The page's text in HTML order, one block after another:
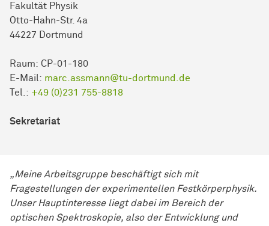
Fakultät Physik
Otto-Hahn-Str. 4a
44227 Dortmund
Raum: CP-01-180
E-Mail: marc.assmann@tu-dortmund.de
Tel.: +49 (0)231 755-8818
Sekretariat
„Meine Arbeitsgruppe beschäftigt sich mit
Fragestellungen der experimentellen Festkörperphysik.
Unser Hauptinteresse liegt dabei im Bereich der
optischen Spektroskopie, also der Entwicklung und